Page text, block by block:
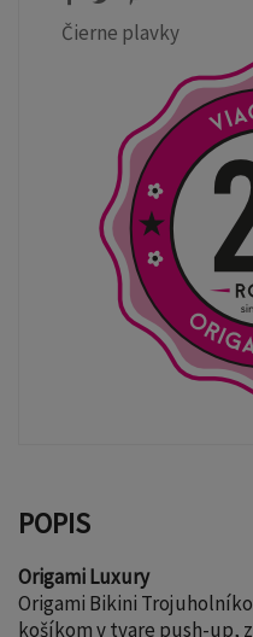
Čierne plavky
POPIS
Origami Luxury
Origami Bikini
košíkom v tvare push-up,